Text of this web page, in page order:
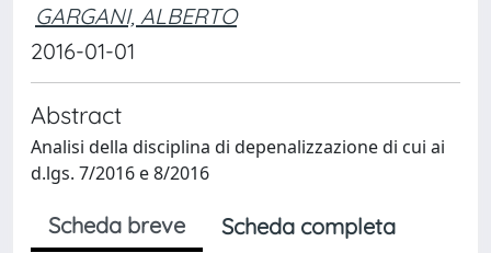
GARGANI, ALBERTO
2016-01-01
Abstract
Analisi della disciplina di depenalizzazione di cui ai
d.lgs. 7/2016 e 8/2016
Scheda breve
Scheda completa